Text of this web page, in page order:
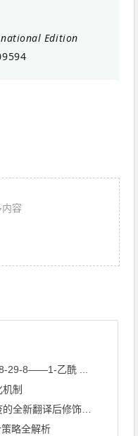
Edition
容
29-8——1-乙酰 ...
制
略全解析